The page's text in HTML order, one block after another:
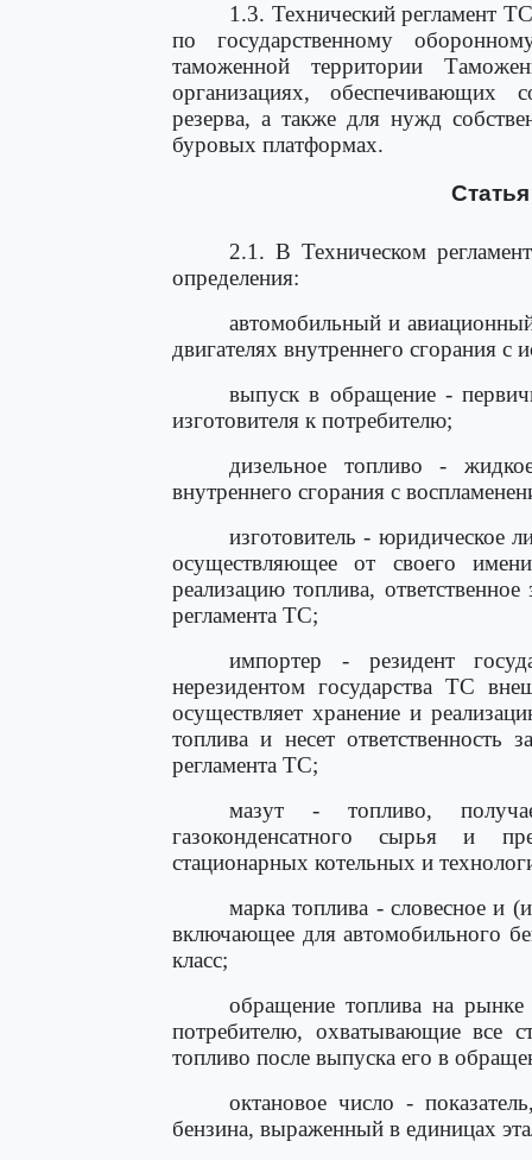
1.3. Технический регламент
по государственному
таможенной территории
организациях, обеспечивающих
резерва, а также для нужд
буровых платформах.
2.1. В Техническом
определения:
автомобильный и
двигателях внутреннего сгорания
выпуск в обращение -
изготовителя к потребителю;
дизельное топливо -
внутреннего сгорания с
изготовитель - юридическое
осуществляющее от своего
реализацию топлива,
регламента ТС;
импортер - резидент
нерезидентом государства ТС
осуществляет хранение и
топлива и несет ответственность
регламента ТС;
мазут - топливо,
газоконденсатного сырья и
стационарных котельных и
марка топлива - словесное и
включающее для автомобильного
класс;
обращение топлива на
потребителю, охватывающие все
топливо после выпуска его в
октановое число -
бензина, выраженный в единицах